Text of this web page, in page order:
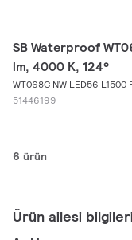
SB Waterproof
lm, 4000 K, 124°
WT068C NW LED56 L1500
51446199
6 ürün
Ürün ailesi bilgileri